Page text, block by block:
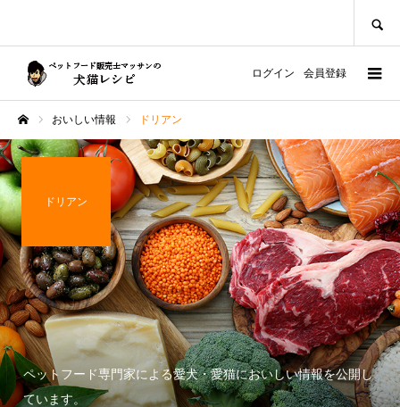
ログイン 会員登録
おいしい情報 ドリアン
ドリアン
ペットフード専門家による愛犬・愛猫においしい情報を公開し
ています。